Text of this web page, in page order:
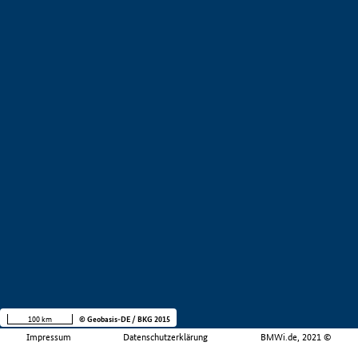
Impressum Datenschutzerklärung BMWi.de, 2021 ©
100 km © Geobasis-DE / BKG 2015